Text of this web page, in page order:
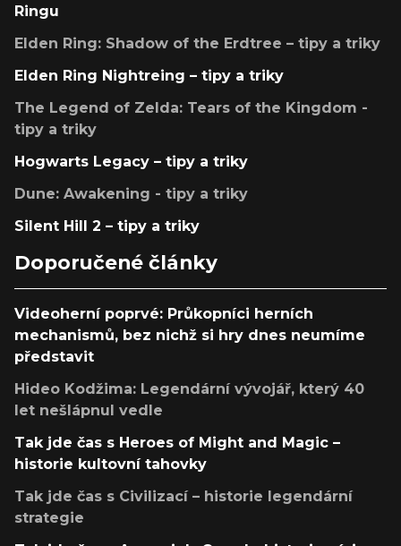
Ringu
Elden Ring: Shadow of the Erdtree – tipy a triky
Elden Ring Nightreing – tipy a triky
The Legend of Zelda: Tears of the Kingdom -
tipy a triky
Hogwarts Legacy – tipy a triky
Dune: Awakening - tipy a triky
Silent Hill 2 – tipy a triky
Doporučené články
Videoherní poprvé: Průkopníci herních
mechanismů, bez nichž si hry dnes neumíme
představit
Hideo Kodžima: Legendární vývojář, který 40
let nešlápnul vedle
Tak jde čas s Heroes of Might and Magic –
historie kultovní tahovky
Tak jde čas s Civilizací – historie legendární
strategie